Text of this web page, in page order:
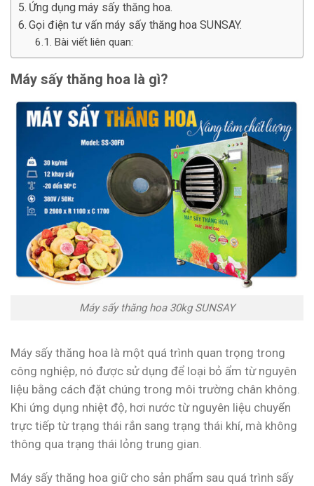
Ứng dụng máy sấy thăng hoa.
Gọi điện tư vấn máy sấy thăng hoa SUNSAY.
Bài viết liên quan:
Máy sấy thăng hoa là gì?
Máy sấy thăng hoa 30kg SUNSAY
Máy sấy thăng hoa là một quá trình quan trọng trong
công nghiệp, nó được sử dụng để loại bỏ ẩm từ nguyên
liệu bằng cách đặt chúng trong môi trường chân không.
Khi ứng dụng nhiệt độ, hơi nước từ nguyên liệu chuyển
trực tiếp từ trạng thái rắn sang trạng thái khí, mà không
thông qua trạng thái lỏng trung gian.
Máy sấy thăng hoa giữ cho sản phẩm sau quá trình sấy